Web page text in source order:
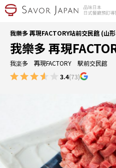
我樂多 再現FACTORY站前交民館 (山
我樂多 再現
我楽多 再現FACTORY 駅前交民館
3.4(73)